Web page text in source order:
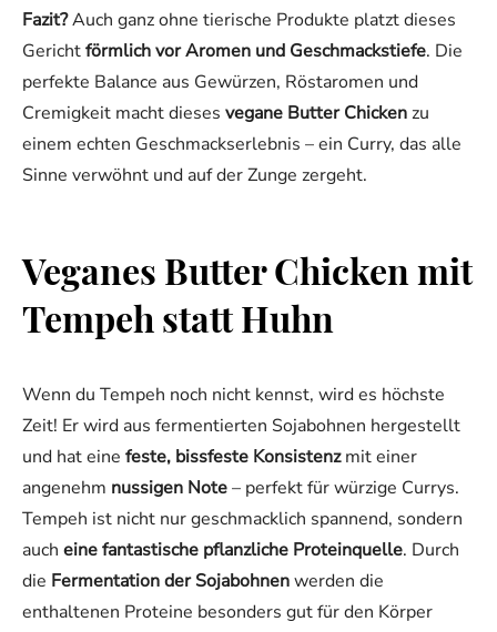
Fazit?Auch ganz ohne tierische Produkte platzt dieses
Gerichtförmlich vor Aromen und Geschmackstiefe. Die
perfekte Balance aus Gewürzen, Röstaromen und
Cremigkeit macht dieses vegane Butter Chickenzu
einem echten Geschmackserlebnis – ein Curry, das alle
Sinne verwöhnt und auf der Zunge zergeht.
Veganes Butter Chicken mit
Tempeh statt Huhn
Wenn du Tempeh noch nicht kennst, wird es höchste
Zeit! Er wird aus fermentierten Sojabohnen hergestellt
und hat eine feste, bissfeste Konsistenzmit einer
angenehm nussigen Note– perfekt für würzige Currys.
Tempeh ist nicht nur geschmacklich spannend, sondern
auch eine fantastische pflanzliche Proteinquelle. Durch
die Fermentation der Sojabohnenwerden die
enthaltenen Proteine besonders gut für den Körper